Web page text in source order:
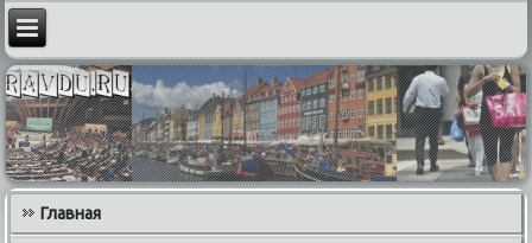
Главная